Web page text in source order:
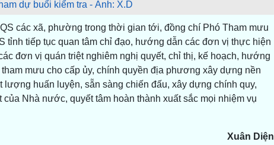
dự buổi kiểm tra - Ảnh: X.D
các xã, phường trong thời gian tới, đồng chí Phó Tham mưu
tỉnh tiếp tục quan tâm chỉ đạo, hướng dẫn các đơn vị thực hiện
đơn vị quán triệt nghiêm nghị quyết, chỉ thị, kế hoạch, hướng
mưu cho cấp ủy, chính quyền địa phương xây dựng nền
huấn luyện, sẵn sàng chiến đấu, xây dựng chính quy,
Nhà nước, quyết tâm hoàn thành xuất sắc mọi nhiệm vụ
Xuân Diện